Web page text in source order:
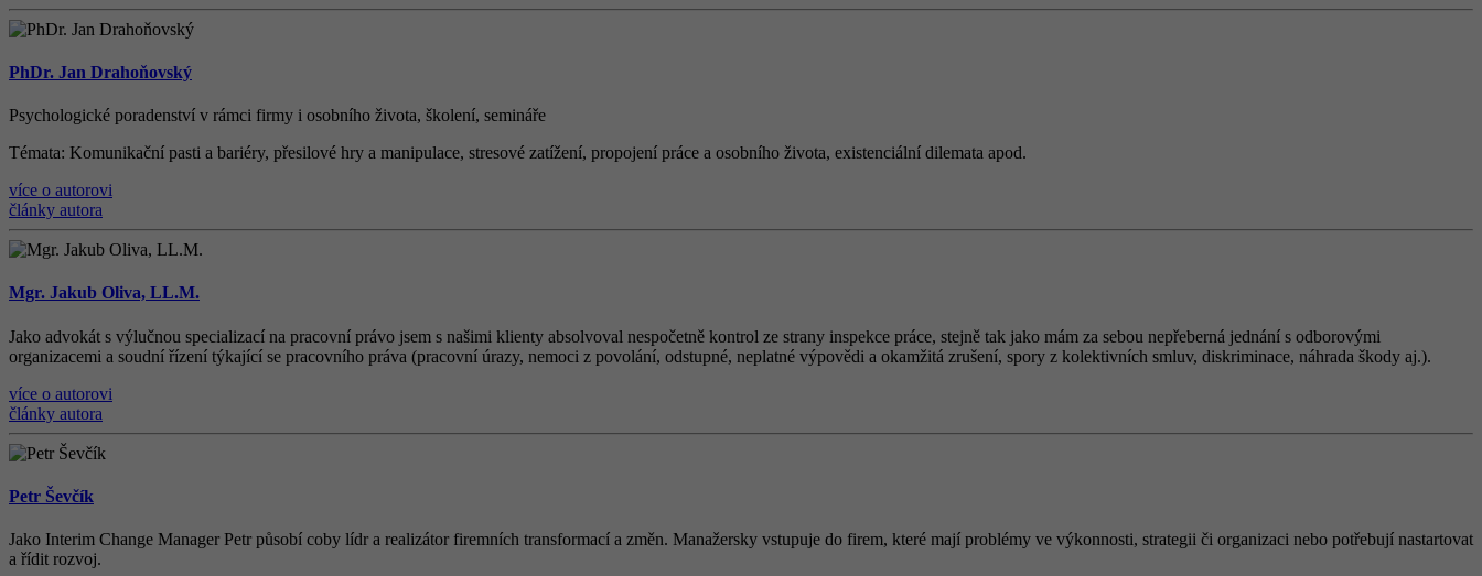
PhDr. Jan Drahoňovský
Psychologické poradenství v rámci firmy i osobního života, školení, semináře
Témata: Komunikační pasti a bariéry, přesilové hry a manipulace, stresové zatížení, propojení práce a osobního života, existenciální dilemata apod.
více o autorovi
články autora
Mgr. Jakub Oliva, LL.M.
Jako advokát s výlučnou specializací na pracovní právo jsem s našimi klienty absolvoval nespočetně kontrol ze strany inspekce práce, stejně tak jako mám za sebou nepřeberná jednání s odborovými
organizacemi a soudní řízení týkající se pracovního práva (pracovní úrazy, nemoci z povolání, odstupné, neplatné výpovědi a okamžitá zrušení, spory z kolektivních smluv, diskriminace, náhrada škody aj.).
více o autorovi
články autora
Petr Ševčík
Jako Interim Change Manager Petr působí coby lídr a realizátor firemních transformací a změn. Manažersky vstupuje do firem, které mají problémy ve výkonnosti, strategii či organizaci nebo potřebují nastartovat
a řídit rozvoj.